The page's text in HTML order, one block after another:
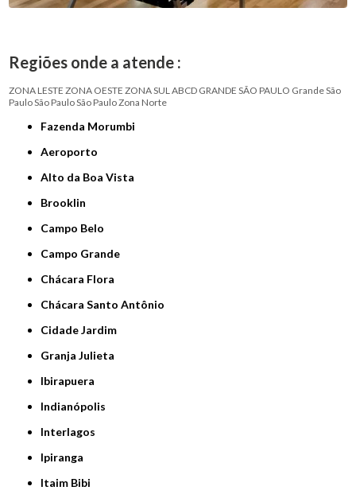
Regiões onde a atende :
ZONA LESTE ZONA OESTE ZONA SUL ABCD GRANDE SÃO PAULO Grande São
PauloSão PauloSão PauloZona Norte
Fazenda Morumbi
Aeroporto
Alto da Boa Vista
Brooklin
Campo Belo
Campo Grande
Chácara Flora
Chácara Santo Antônio
Cidade Jardim
Granja Julieta
Ibirapuera
Indianópolis
Interlagos
Ipiranga
Itaim Bibi